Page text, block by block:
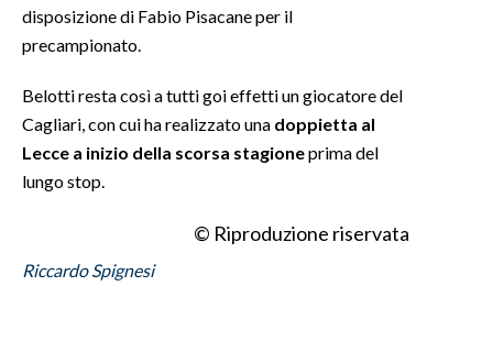
INFO AZIENDE
ABBONATI
PUBBLICITÀ
disposizione di Fabio Pisacane per il
precampionato.
Belotti resta così a tutti goi effetti un giocatore del
Cagliari, con cui ha realizzato una doppietta al
Lecce a inizio della scorsa stagioneprima del
lungo stop.
© Riproduzione riservata
Riccardo Spignesi